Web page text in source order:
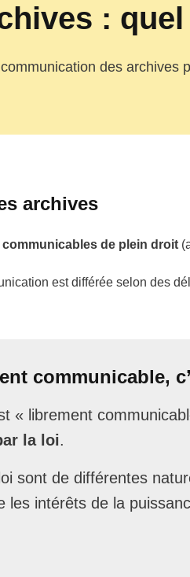
:
des archives
archives
communicables de plein droit
est différée selon des
communicable,
« librement
la loi.
sont de différentes
les intérêts de la